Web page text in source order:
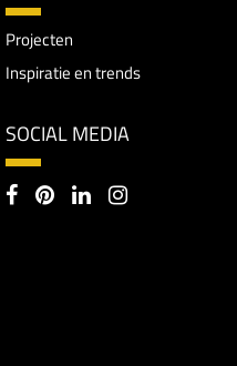
Projecten
Inspiratie en trends
SOCIAL MEDIA